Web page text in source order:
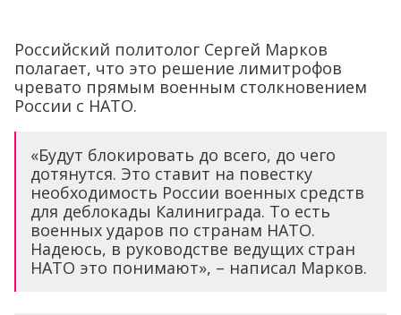
Российский политолог Сергей Марков
полагает, что это решение лимитрофов
чревато прямым военным столкновением
России с НАТО.
«Будут блокировать до всего, до чего
дотянутся. Это ставит на повестку
необходимость России военных средств
для деблокады Калиниграда. То есть
военных ударов по странам НАТО.
Надеюсь, в руководстве ведущих стран
НАТО это понимают», – написал Марков.